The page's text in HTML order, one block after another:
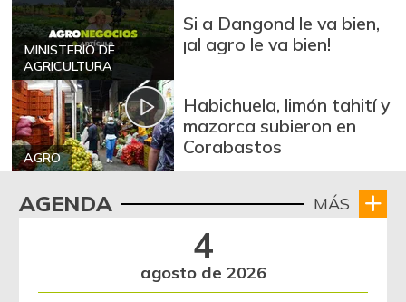
MINISTERIO DE
AGRICULTURA
Si a Dangond le va bien,
¡al agro le va bien!
AGRO
Habichuela, limón tahití y
mazorca subieron en
Corabastos
AGENDA MÁS
4
agosto de 2026